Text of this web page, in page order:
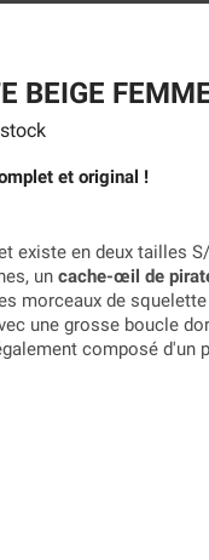
BEIGE
et original !
existe en deux tailles
un cache-œil de
morceaux de
une grosse boucle
composé d'un